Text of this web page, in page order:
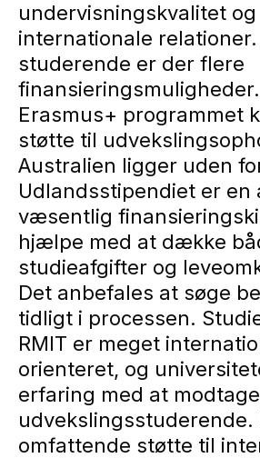
undervisningskvalitet og
internationale
studerende er der flere
Erasmus+ programmet
støtte til
Australien ligger uden
Udlandsstipendiet er en
væsentlig
hjælpe med at dække
studieafgifter og
Det anbefales at søge
tidligt i processen.
RMIT er meget
orienteret, og
erfaring med at modtage
udvekslingsstuderende.
omfattende støtte til